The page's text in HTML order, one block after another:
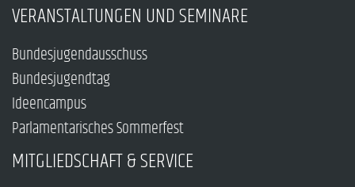
VERANSTALTUNGEN UND SEMINARE
Bundesjugendausschuss
Bundesjugendtag
Ideencampus
Parlamentarisches Sommerfest
MITGLIEDSCHAFT & SERVICE